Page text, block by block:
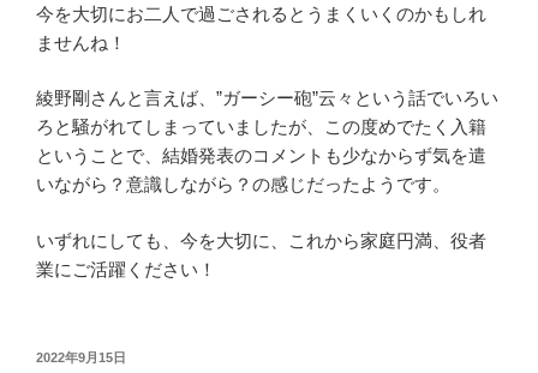
今を大切にお二人で過ごされるとうまくいくのかもしれ
ませんね！
綾野剛さんと言えば、”ガーシー砲”云々という話でいろい
ろと騒がれてしまっていましたが、この度めでたく入籍
ということで、結婚発表のコメントも少なからず気を遣
いながら？意識しながら？の感じだったようです。
いずれにしても、今を大切に、これから家庭円満、役者
業にご活躍ください！
投
2022年9月15日